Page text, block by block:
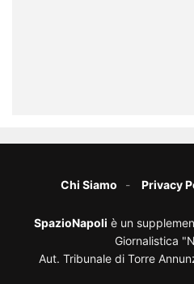
Chi Siamo Privacy
SpazioNapoli è un
Giornalistica
Aut. Tribunale di Torre